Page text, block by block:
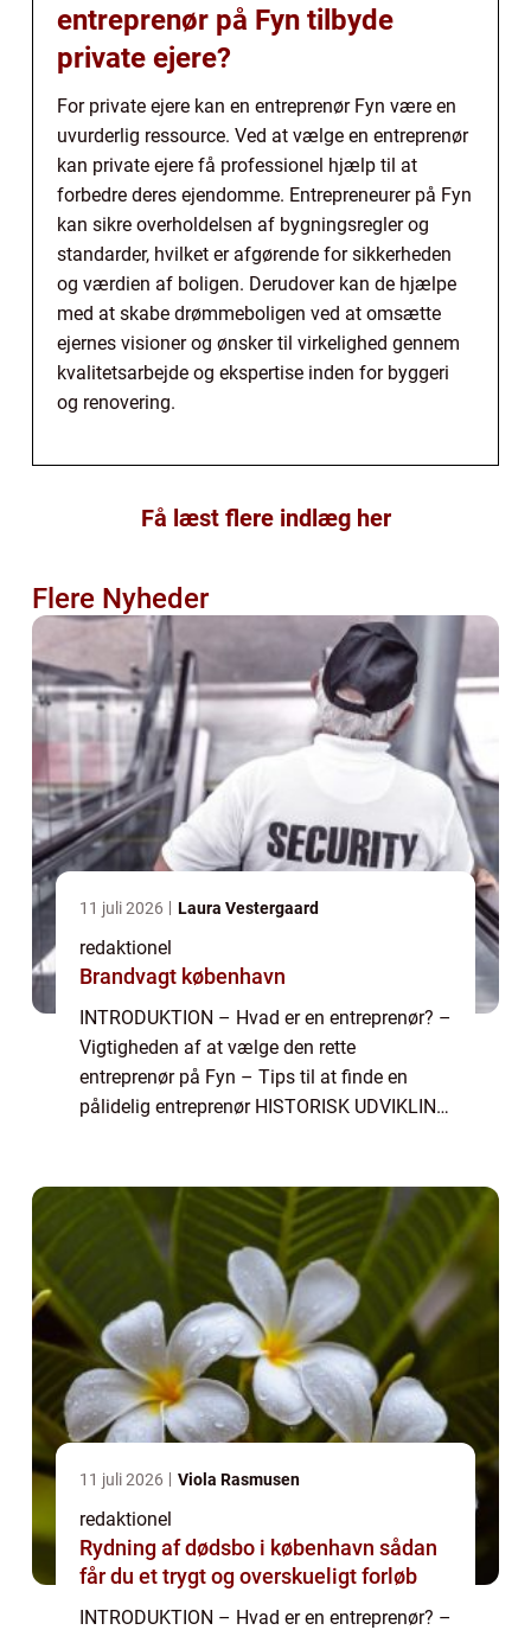
entreprenør på Fyn tilbyde
private ejere?
For private ejere kan en entreprenør Fyn være en
uvurderlig ressource. Ved at vælge en entreprenør
kan private ejere få professionel hjælp til at
forbedre deres ejendomme. Entrepreneurer på Fyn
kan sikre overholdelsen af bygningsregler og
standarder, hvilket er afgørende for sikkerheden
og værdien af boligen. Derudover kan de hjælpe
med at skabe drømmeboligen ved at omsætte
ejernes visioner og ønsker til virkelighed gennem
kvalitetsarbejde og ekspertise inden for byggeri
og renovering.
Få læst flere indlæg her
Flere Nyheder
11 juli 2026 Laura Vestergaard
redaktionel
Brandvagt københavn
INTRODUKTION – Hvad er en entreprenør? –
Vigtigheden af at vælge den rette
entreprenør på Fyn – Tips til at finde en
pålidelig entreprenør HISTORISK UDVIKLING
11 juli 2026 Viola Rasmusen
redaktionel
Rydning af dødsbo i københavn sådan
får du et trygt og overskueligt forløb
INTRODUKTION – Hvad er en entreprenør? –